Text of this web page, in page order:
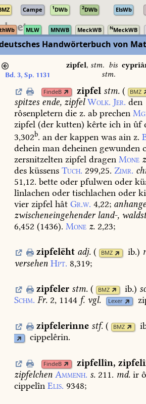
Campe 1DWb 2DWb ElsWb
MLW MNWB MeckWB NMeckWB
Handwörterbuch von
stn.
stn.
stm.
Bd. 3, Sp. 1131
zipfel, stm. bis
stm.
FindeB zipfel stm. ( BMZ
spitzes ende, zipfel Wolk. Jer. den
rôsenpletern die z. ab prechen
zipfel (der kutten) kêrte ich in ûf
3,302b. an der kappen was ain z.
dehein man deheinen gewunden
zersnitzelten zipfel dragen Mone
des küssens Tuch. 299,25. Zimr.
51,12. bette oder pfulwen oder
lînlachen oder tischlachen oder
vier zipfel hât Gr.w. 4,22;
zwischeneingehenderland-,
6,452 (1436). Mone z. 2,23;
zipfelëht adj. ( BMZ ib.)
versehen Hpt. 8,319;
zipfeler stm. ( BMZ ib.)
Schm. Fr. 2, 1144 f. vgl. Lexer
zipfelerinne stf. ( BMZ
cippelêrin.
FindeB zipfellîn,
zipfelchen Ammenh. s. 211. md. ir
cippelîn Elis. 9348;